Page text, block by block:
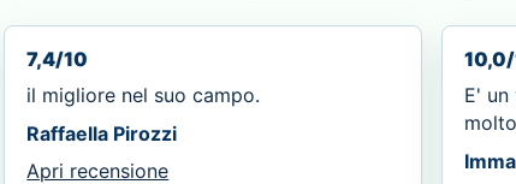
7,4/10
il migliore nel suo campo.
Raffaella Pirozzi
Apri recensione
E'